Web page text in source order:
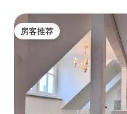
房客推荐
房客推荐